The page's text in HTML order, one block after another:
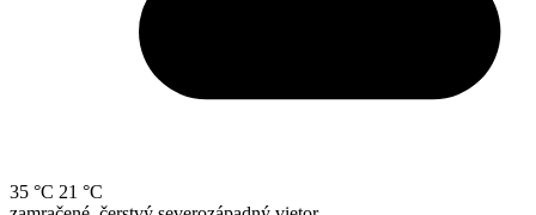
35 °C 21 °C